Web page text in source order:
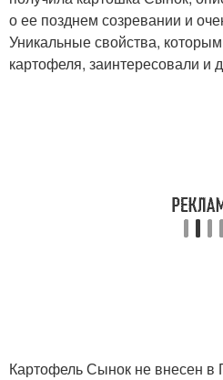
о ее позднем созревании и
Уникальные свойства,
картофеля, заинтересовали и
Картофель Сынок не внесен в